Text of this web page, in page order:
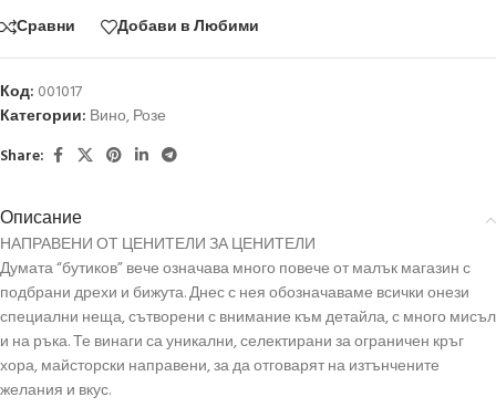
Сравни Добави в Любими
Код: 001017
Категории: Вино,Розе
Share:
Описание
НАПРАВЕНИ ОТ ЦЕНИТЕЛИ ЗА ЦЕНИТЕЛИ
Думата “бутиков” вече означава много повече от малък магазин с
подбрани дрехи и бижута. Днес с нея обозначаваме всички онези
специални неща, сътворени с внимание към детайла, с много мисъл
и на ръка. Те винаги са уникални, селектирани за ограничен кръг
хора, майсторски направени, за да отговарят на изтънчените
желания и вкус.